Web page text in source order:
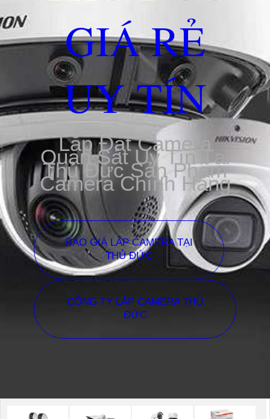
GIÁ RẺ
UY TÍN
Lắp Đặt Camera
Quan Sát Uy Tín Tại
Thủ Đức Sản Phẩm
Camera Chính Hãng
BÁO GIÁ LẮP CAMERA TẠI
THỦ ĐỨC
CÔNG TY LẮP CAMERA THỦ
ĐỨC